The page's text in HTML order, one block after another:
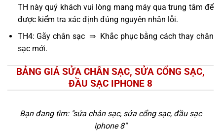
TH này quý khách vui lòng mang máy qua trung tâm để
được kiểm tra xác định đúng nguyên nhân lỗi.
TH4: Gãy chân sạc ⇒ Khắc phục bằng cách thay chân
sạc mới.
BẢNG GIÁ SỬA CHÂN SẠC, SỬA CỔNG SẠC,
ĐẦU SẠC IPHONE 8
Bạn đang tìm: "sửa chân sạc, sửa cổng sạc, đầu sạc
iphone 8"